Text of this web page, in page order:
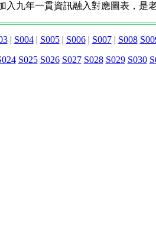
入九年一貫資訊融入對應圖表，是
| S004| S005| S006| S007| S008
S025 S026 S027 S028 S029 S030